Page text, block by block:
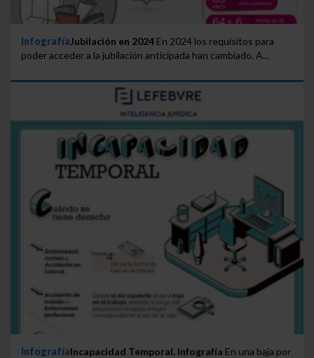
InfografíaJubilación en 2024 En 2024 los requisitos para
poder acceder a la jubilación anticipada han cambiado. A...
InfografíaIncapacidad Temporal. Infografía En una baja por